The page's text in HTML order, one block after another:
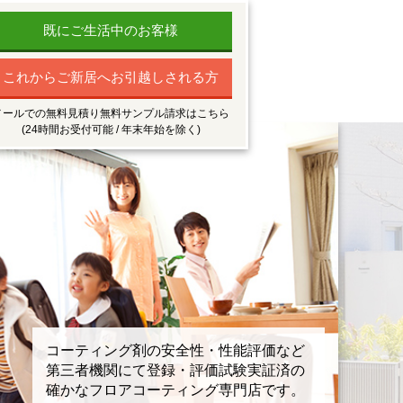
既にご生活中のお客様
これからご新居へお引越しされる方
ールでの無料見積り無料サンプル請求はこちら
(24時間お受付可能 / 年末年始を除く)
コーティング剤の安全性・性能評価など
第三者機関にて登録・評価試験実証済の
確かなフロアコーティング専門店です。